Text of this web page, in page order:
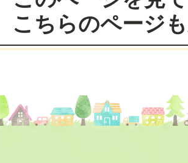
こちらのページ